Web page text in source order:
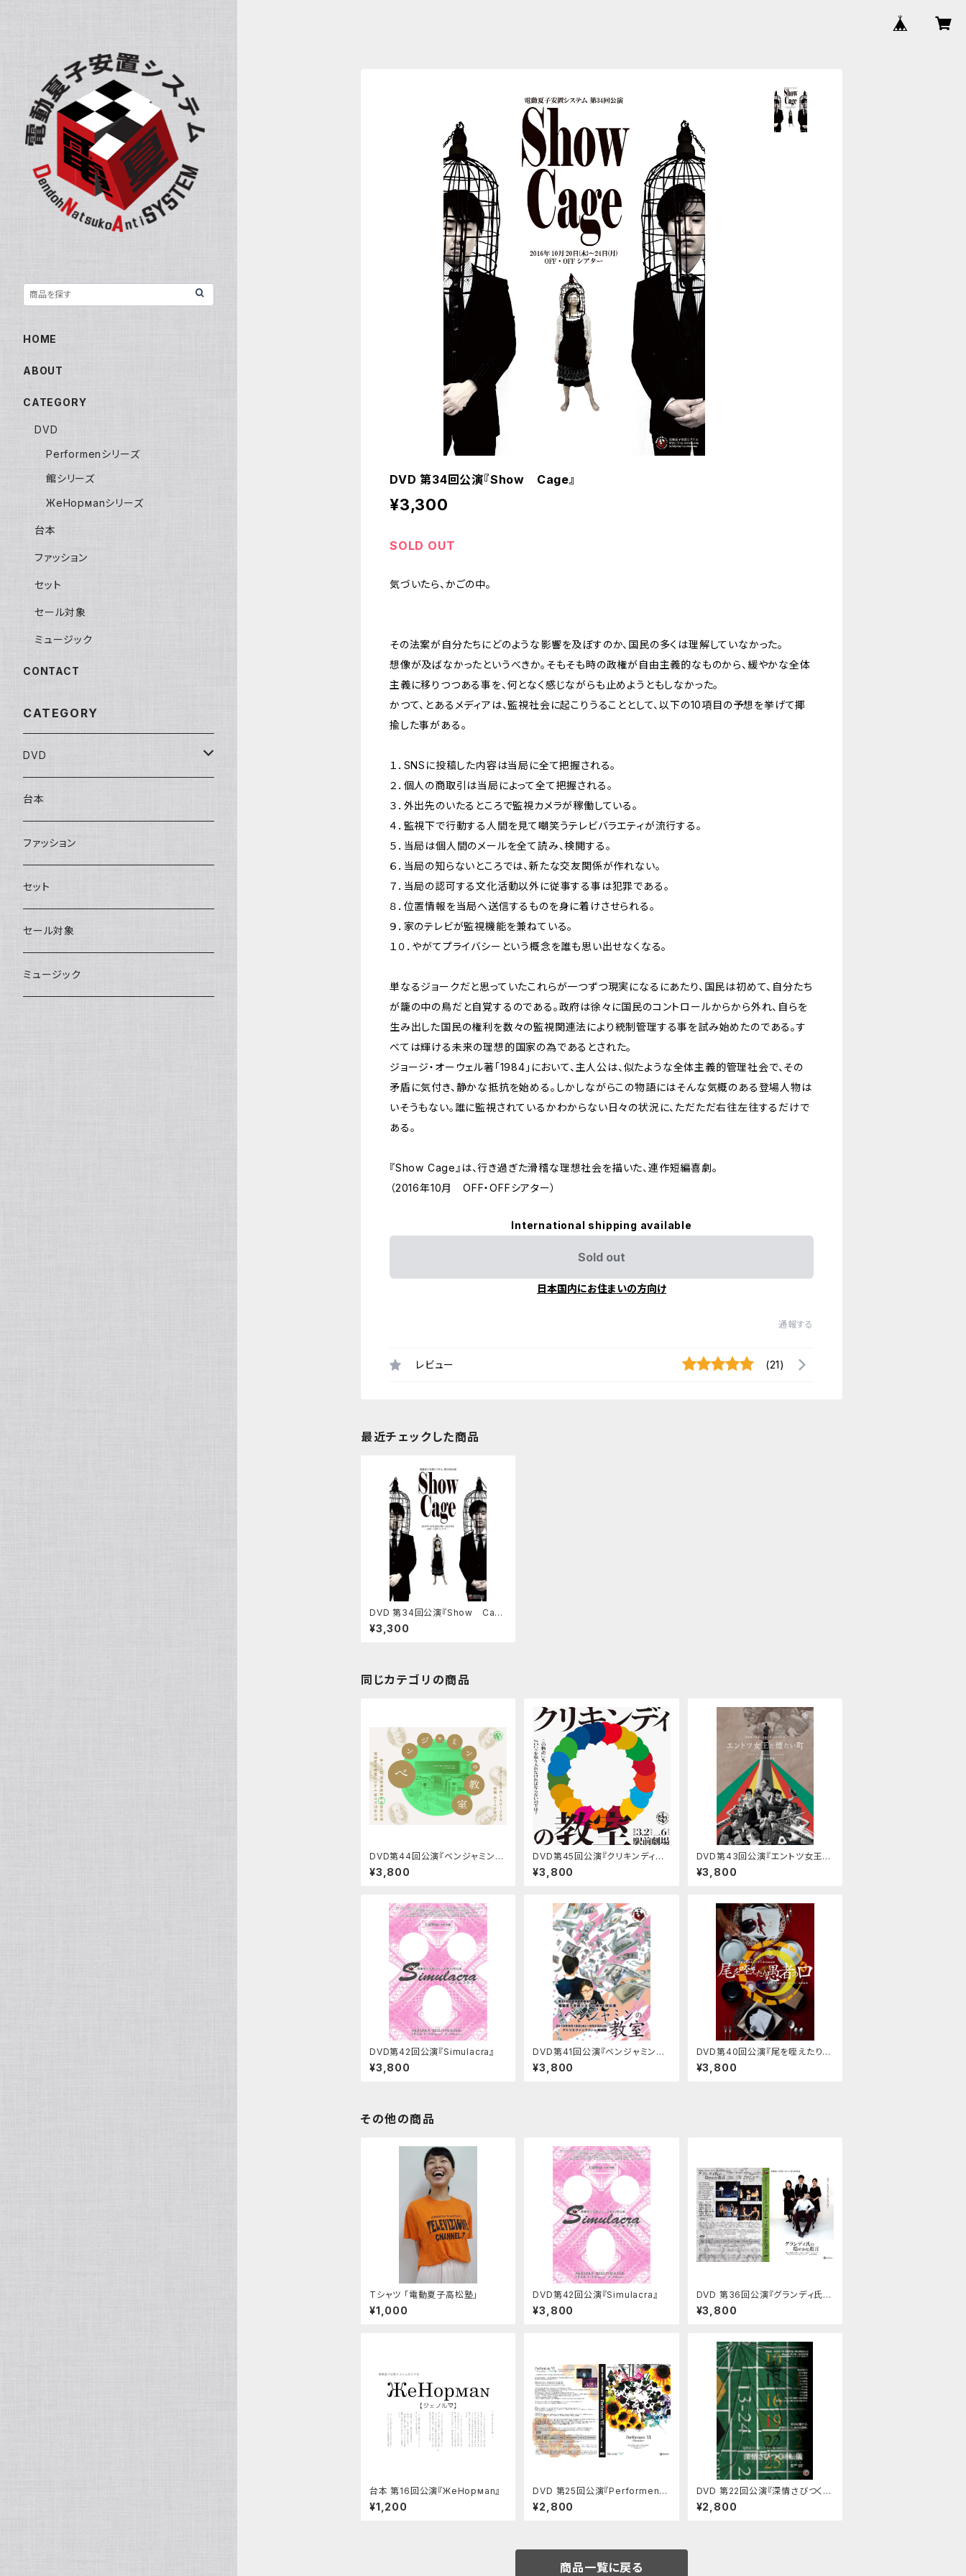
DVD 第34回公演『Show Cage』
¥3,300
SOLD OUT
気づいたら、かごの中。
その法案が自分たちにどのような影響を及ぼすのか、国民の多くは理解していなかった。
想像が及ばなかったというべきか。そもそも時の政権が自由主義的なものから、緩やかな全体
主義に移りつつある事を、何となく感じながらも止めようともしなかった。
かつて、とあるメディアは、監視社会に起こりうることとして、以下の10項目の予想を挙げて揶
揄した事がある。
１．SNSに投稿した内容は当局に全て把握される。
２．個人の商取引は当局によって全て把握される。
３．外出先のいたるところで監視カメラが稼働している。
４．監視下で行動する人間を見て嘲笑うテレビバラエティが流行する。
５．当局は個人間のメールを全て読み、検閲する。
６．当局の知らないところでは、新たな交友関係が作れない。
７．当局の認可する文化活動以外に従事する事は犯罪である。
８．位置情報を当局へ送信するものを身に着けさせられる。
９．家のテレビが監視機能を兼ねている。
１０．やがてプライバシーという概念を誰も思い出せなくなる。
単なるジョークだと思っていたこれらが一つずつ現実になるにあたり、国民は初めて、自分たち
が籠の中の鳥だと自覚するのである。政府は徐々に国民のコントロールからから外れ、自らを
生み出した国民の権利を数々の監視関連法により統制管理する事を試み始めたのである。す
べては輝ける未来の理想的国家の為であるとされた。
ジョージ・オーウェル著「1984」において、主人公は、似たような全体主義的管理社会で、その
矛盾に気付き、静かな抵抗を始める。しかしながらこの物語にはそんな気概のある登場人物は
いそうもない。誰に監視されているかわからない日々の状況に、ただただ右往左往するだけで
ある。
『Show Cage』は、行き過ぎた滑稽な理想社会を描いた、連作短編喜劇。
（2016年10月 OFF・OFFシアター）
International shipping available
Sold out
日本国内にお住まいの方向け
通報する
レビュー (21)
最近チェックした商品
DVD 第34回公演『Show Cag
e』
¥3,300
同じカテゴリの商品
DVD第44回公演『ベンジャミンの
教室』
¥3,800
DVD第45回公演『クリキンディの
教室』
¥3,800
DVD第43回公演『エントツ女王と
煙たい町』
¥3,800
DVD第42回公演『Simulacra』
¥3,800
DVD第41回公演『ベンジャミンの
教室』
¥3,800
DVD第40回公演『尾を咥えたり愚
者の口』
¥3,800
その他の商品
Tシャツ 「電動夏子高松塾」
¥1,000
DVD第42回公演『Simulacra』
¥3,800
DVD 第36回公演『グランディ氏の
穏やかな遺言』
¥3,800
台本 第16回公演『ЖeНoрмаn』
¥1,200
DVD 第25回公演『PerformenVI
~Paradiso~』（アルテ編）
¥2,800
DVD 第22回公演『深情さびつく回
転儀』
¥2,800
商品一覧に戻る
HOME
ABOUT
CATEGORY
DVD
Performenシリーズ
館シリーズ
ЖeНoрмаnシリーズ
台本
ファッション
セット
セール対象
ミュージック
CONTACT
CATEGORY
DVD
Performenシリーズ
館シリーズ
ЖeНoрмаnシリーズ
台本
ファッション
セット
セール対象
ミュージック